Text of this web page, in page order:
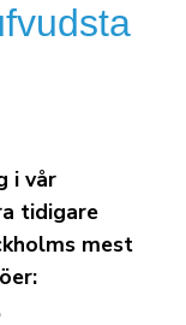
i vår
tidigare
mest